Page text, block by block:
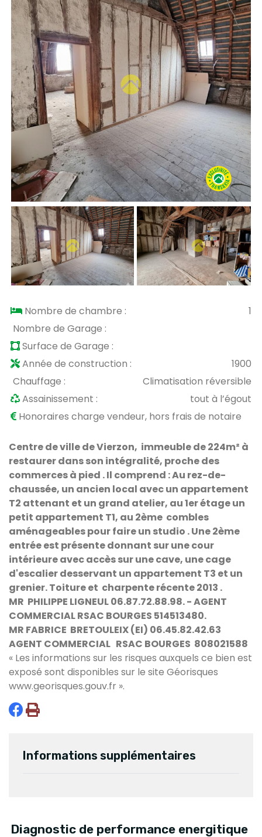
Nombre de chambre :
1
Nombre de Garage :
Surface de Garage :
Année de construction :
1900
Chauffage :
Climatisation réversible
Assainissement :
tout à l’égout
Honoraires charge vendeur, hors frais de notaire
Centre de ville de Vierzon, immeuble de 224m² à
restaurer dans son intégralité, proche des
commerces à pied . Il comprend : Au rez-de-
chaussée, un ancien local avec un appartement
T2 attenant et un grand atelier, au 1er étage un
petit appartement T1, au 2ème combles
aménageables pour faire un studio . Une 2ème
entrée est présente donnant sur une cour
intérieure avec accès sur une cave, une cage
d'escalier desservant un appartement T3 et un
grenier. Toiture et charpente récente 2013 .
MR PHILIPPE LIGNEUL 06.87.72.88.98. - AGENT
COMMERCIAL RSAC BOURGES 514513480.
MR FABRICE BRETOULEIX (EI) 06.45.82.42.63
AGENT COMMERCIAL RSAC BOURGES 808021588
« Les informations sur les risques auxquels ce bien est
exposé sont disponibles sur le site Géorisques
www.georisques.gouv.fr ».
Informations supplémentaires
Diagnostic de performance energitique